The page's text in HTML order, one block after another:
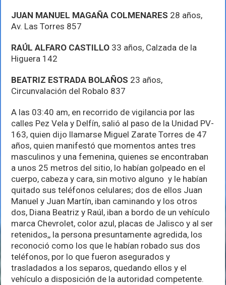
JUAN MANUEL MAGAÑA COLMENARES 28 años,
Av. Las Torres 857
RAÚL ALFARO CASTILLO 33 años, Calzada de la
Higuera 142
BEATRIZ ESTRADA BOLAÑOS 23 años,
Circunvalación del Robalo 837
A las 03:40 am, en recorrido de vigilancia por las
calles Pez Vela y Delfín, salió al paso de la Unidad PV-
163, quien dijo llamarse Miguel Zarate Torres de 47
años, quien manifestó que momentos antes tres
masculinos y una femenina, quienes se encontraban
a unos 25 metros del sitio, lo habían golpeado en el
cuerpo, cabeza y cara, sin motivo alguno y le habían
quitado sus teléfonos celulares; dos de ellos Juan
Manuel y Juan Martín, iban caminando y los otros
dos, Diana Beatriz y Raúl, iban a bordo de un vehículo
marca Chevrolet, color azul, placas de Jalisco y al ser
retenidos,, la persona presuntamente agredida, los
reconoció como los que le habían robado sus dos
teléfonos, por lo que fueron asegurados y
trasladados a los separos, quedando ellos y el
vehículo a disposición de la autoridad competente.